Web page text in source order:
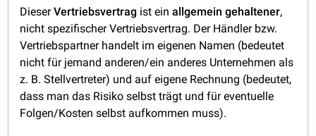
DieserVertriebsvertrag ist einallgemein gehaltener,
nicht spezifischer Vertriebsvertrag. Der Händler bzw.
Vertriebspartner handelt im eigenen Namen (bedeutet
nicht für jemand anderen/ein anderes Unternehmen als
z. B. Stellvertreter) und auf eigene Rechnung (bedeutet,
dass man das Risiko selbst trägt und für eventuelle
Folgen/Kosten selbst aufkommen muss).